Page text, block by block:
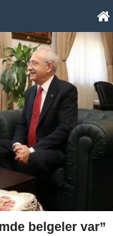
belgeler var”